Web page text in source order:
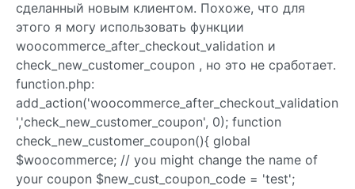
сделанный новым клиентом. Похоже, что для
этого я могу использовать функции
woocommerce_after_checkout_validation и
check_new_customer_coupon , но это не сработает.
function.php:
add_action('woocommerce_after_checkout_validation
','check_new_customer_coupon', 0); function
check_new_customer_coupon(){ global
$woocommerce; // you might change the name of
your coupon $new_cust_coupon_code = 'test';